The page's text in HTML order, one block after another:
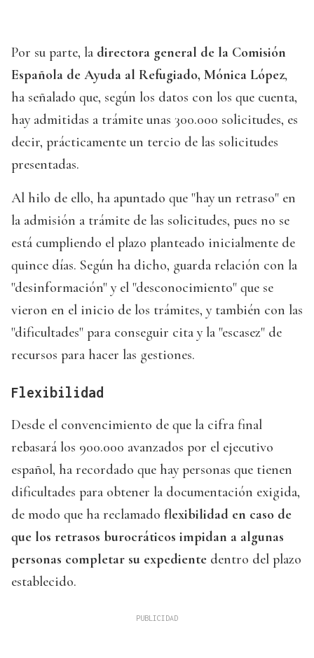
Por su parte, la directora general de la Comisión
Española de Ayuda al Refugiado, Mónica López,
ha señalado que, según los datos con los que cuenta,
hay admitidas a trámite unas 300.000 solicitudes, es
decir, prácticamente un tercio de las solicitudes
presentadas.
Al hilo de ello, ha apuntado que "hay un retraso" en
la admisión a trámite de las solicitudes, pues no se
está cumpliendo el plazo planteado inicialmente de
quince días. Según ha dicho, guarda relación con la
"desinformación" y el "desconocimiento" que se
vieron en el inicio de los trámites, y también con las
"dificultades" para conseguir cita y la "escasez" de
recursos para hacer las gestiones.
Flexibilidad
Desde el convencimiento de que la cifra final
rebasará los 900.000 avanzados por el ejecutivo
español, ha recordado que hay personas que tienen
dificultades para obtener la documentación exigida,
de modo que ha reclamado flexibilidad en caso de
que los retrasos burocráticos impidan a algunas
personas completar su expediente dentro del plazo
establecido.